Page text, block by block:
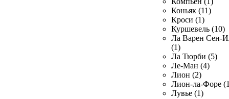
Коньяк (11)
Кроси (1)
Куршевель (10)
Ла Варен Сен-
(1)
Ла Тюрби (5)
Ле-Ман (4)
Лион (2)
Лион-ла-Форе
Лувье (1)